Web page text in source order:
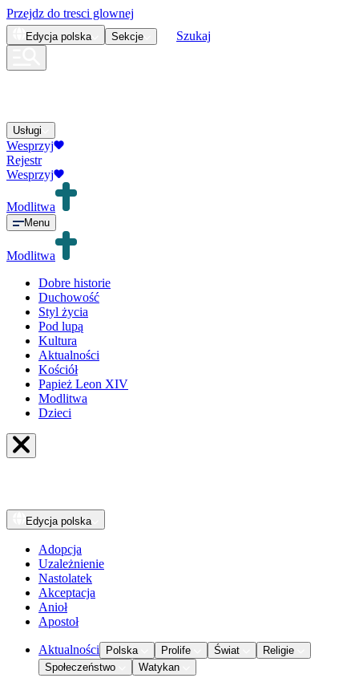
Przejdz do tresci glownej
Edycja polska Sekcje Szukaj
Usługi
Wesprzyj
Rejestr
Wesprzyj
Modlitwa
Menu
Modlitwa
Dobre historie
Duchowość
Styl życia
Pod lupą
Kultura
Aktualności
Kościół
Papież Leon XIV
Modlitwa
Dzieci
Edycja polska
Adopcja
Uzależnienie
Nastolatek
Akceptacja
Anioł
Apostoł
Aktualności Polska Prolife Świat
Religie
Społeczeństwo
Watykan